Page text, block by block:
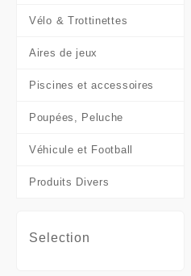
Vélo & Trottinettes
Aires de jeux
Piscines et accessoires
Poupées, Peluche
Véhicule et Football
Produits Divers
Selection